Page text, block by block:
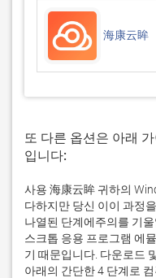
海康云眸
또 다른 옵션은 아래
입니다:
사용 海康云眸 귀하의
다하지만 당신 이이 과정
나열된 단계에주의를 기
스크톱 응용 프로그램 에
기 때문입니다. 다운로드
아래의 간단한 4 단계로